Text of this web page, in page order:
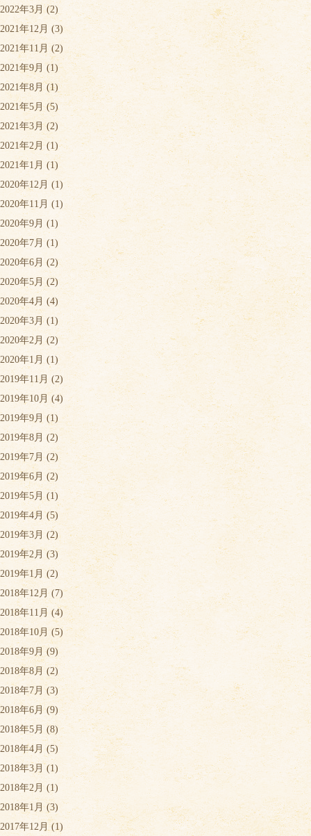
2022年3月(2)
2021年12月 (3)
2021年11月 (2)
2021年9月 (1)
2021年8月(1)
2021年5月(5)
2021年3月(2)
2021年2月(1)
2021年1月 (1)
2020年12月 (1)
2020年11月 (1)
2020年9月 (1)
2020年7月 (1)
2020年6月 (2)
2020年5月 (2)
2020年4月 (4)
2020年3月 (1)
2020年2月 (2)
2020年1月 (1)
2019年11月 (2)
2019年10月 (4)
2019年9月 (1)
2019年8月 (2)
2019年7月 (2)
2019年6月 (2)
2019年5月 (1)
2019年4月 (5)
2019年3月 (2)
2019年2月 (3)
2019年1月 (2)
2018年12月 (7)
2018年11月 (4)
2018年10月 (5)
2018年9月 (9)
2018年8月 (2)
2018年7月 (3)
2018年6月(9)
2018年5月 (8)
2018年4月 (5)
2018年3月 (1)
2018年2月 (1)
2018年1月 (3)
2017年12月(1)